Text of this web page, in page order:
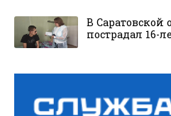
В Саратовской
пострадал 16-